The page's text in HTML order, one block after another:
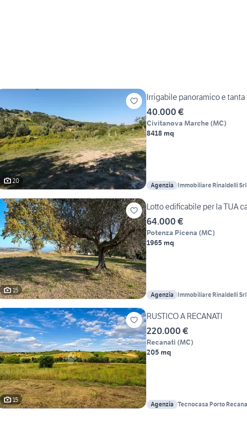
20
Irrigabile panoramico e
40.000 €
Civitanova Marche (MC)
8418 mq
Agenzia Immobiliare Rinaldelli Srl
15
Lotto edificabile per la TUA
64.000 €
Potenza Picena (MC)
1965 mq
Agenzia Immobiliare Rinaldelli Srl
15
RUSTICO A RECANATI
220.000 €
Recanati (MC)
205 mq
Agenzia Tecnocasa Porto